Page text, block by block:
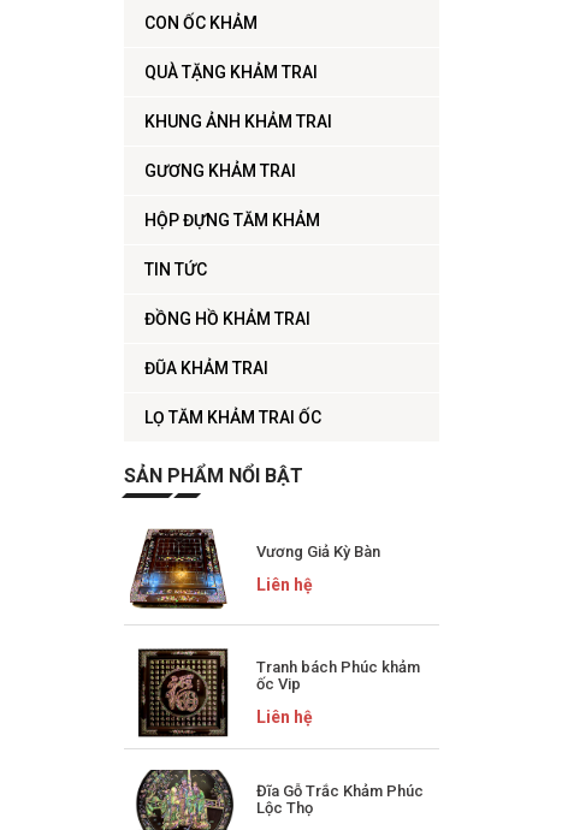
CON ỐC KHẢM
QUÀ TẶNG KHẢM TRAI
KHUNG ẢNH KHẢM TRAI
GƯƠNG KHẢM TRAI
HỘP ĐỰNG TĂM KHẢM
TIN TỨC
ĐỒNG HỒ KHẢM TRAI
ĐŨA KHẢM TRAI
LỌ TĂM KHẢM TRAI ỐC
SẢN PHẨM NỔI BẬT
Vương Giả Kỳ Bàn
Liên hệ
Tranh bách Phúc khảm
ốc Vip
Liên hệ
Đĩa Gỗ Trắc Khảm Phúc
Lộc Thọ